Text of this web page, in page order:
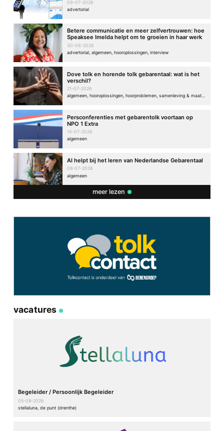
09-07-2026
advertorial
Betere communicatie en meer zelfvertrouwen: hoe
Speaksee Imelda helpt om te groeien in haar werk
30-06-2026
advertorial, algemeen, hooroplossingen, interview
Dove tolk en horende tolk gebarentaal: wat is het
verschil?
21-07-2026
algemeen, hooroplossingen, hoorproblemen, samenleving & maatschappij
Persconferenties met gebarentolk voortaan op
NPO 1 Extra
14-07-2026
algemeen
AI helpt bij het leren van Nederlandse Gebarentaal
08-07-2026
algemeen
meer lezen
vacatures
Begeleider / Persoonlijk Begeleider
05-08-2026
stellaluna, de punt (drenthe)